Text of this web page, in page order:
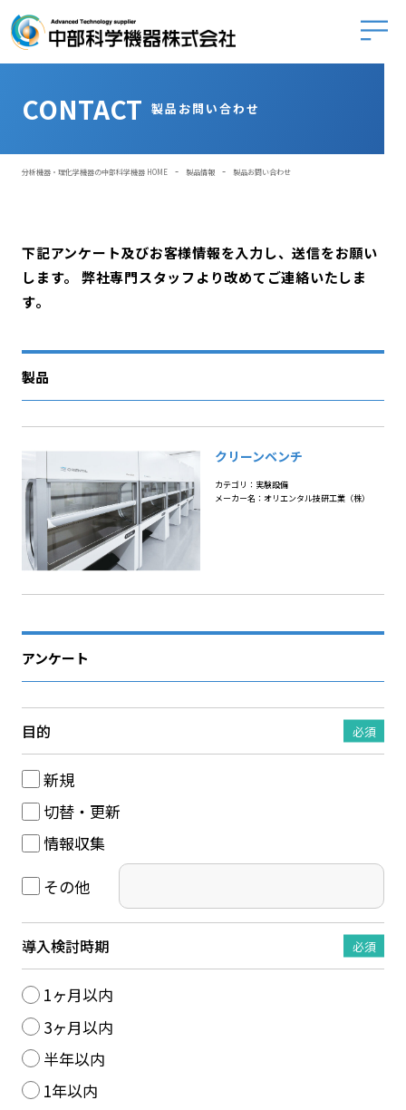
中部科
CONTACT 製品お問い合わせ
分析機器・理化学機器の中部科学機器 HOME - 製品情報 - 製品お問い合わせ
下記アンケート及びお客様情報を入力し、送信をお願い
します。
弊社専門スタッフより改めてご連絡いたしま
す。
製品
クリーンベンチ
カテゴリ：実験設備
メーカー名：オリエンタル技研工業（株）
アンケート
目的 必須
新規
切替・更新
情報収集
その他
導入検討時期 必須
1ヶ月以内
3ヶ月以内
半年以内
1年以内